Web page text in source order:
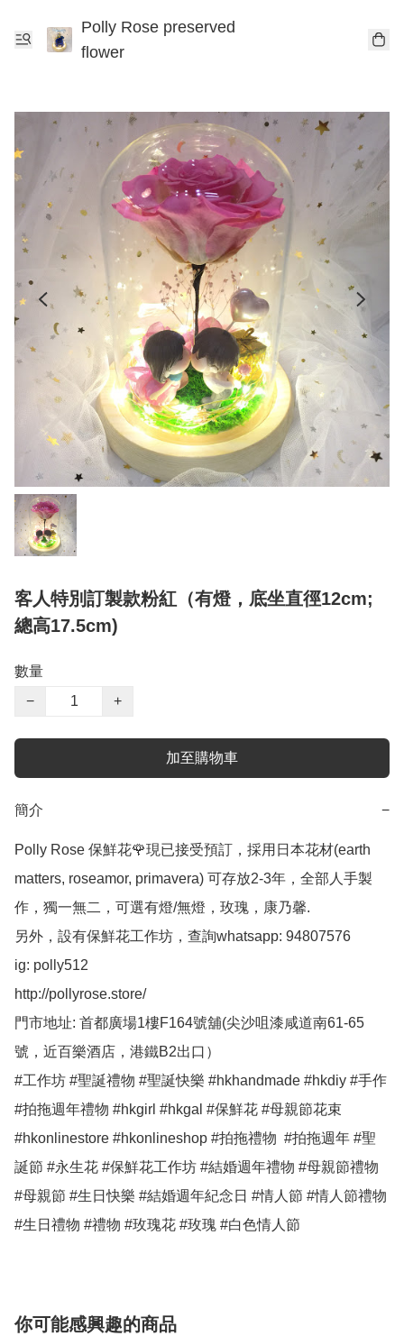
Polly Rose preserved
flower
客人特別訂製款粉紅（有燈，底坐直徑12cm;
總高17.5cm)
數量
−
+
加至購物車
簡介 −
Polly Rose 保鮮花🌹現已接受預訂，採用日本花材(earth
matters, roseamor, primavera) 可存放2-3年，全部人手製
作，獨一無二，可選有燈/無燈，玫瑰，康乃馨.
另外，設有保鮮花工作坊，查詢whatsapp: 94807576
ig: polly512
http://pollyrose.store/
門市地址: 首都廣場1樓F164號舖(尖沙咀漆咸道南61-65
號，近百樂酒店，港鐵B2出口）
#工作坊 #聖誕禮物 #聖誕快樂 #hkhandmade #hkdiy #手作
#拍拖週年禮物 #hkgirl #hkgal #保鮮花 #母親節花束
#hkonlinestore #hkonlineshop #拍拖禮物  #拍拖週年 #聖
誕節 #永生花 #保鮮花工作坊 #結婚週年禮物 #母親節禮物
#母親節 #生日快樂 #結婚週年紀念日 #情人節 #情人節禮物
#生日禮物 #禮物 #玫瑰花 #玫瑰 #白色情人節
你可能感興趣的商品